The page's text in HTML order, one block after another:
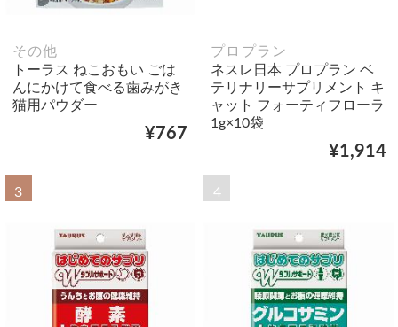
その他
トーラス ねこおもい ごは
んにかけて食べる歯みがき
猫用パウダー
¥767
プロプラン
ネスレ日本 プロプラン ベ
テリナリーサプリメント キ
ャット フォーティフローラ
1g×10袋
¥1,914
3 4